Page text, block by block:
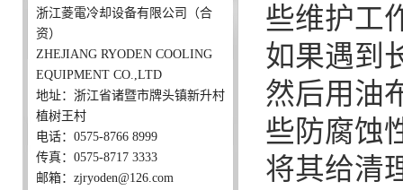
浙江菱電冷却设备有限公司（合
资）
ZHEJIANG RYODEN COOLING
EQUIPMENT CO.,LTD
地址：浙江省诸暨市牌头镇新升村
植树王村
电话：0575-8766 8999
传真：0575-8717 3333
邮箱：zjryoden@126.com
些维护工
如果遇到
然后用油
些防腐蚀
将其给清